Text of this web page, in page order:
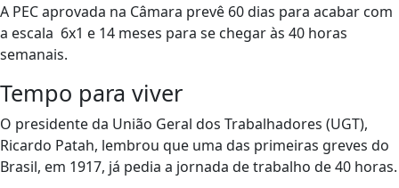
A PEC aprovada na Câmara prevê 60 dias para acabar com
a escala 6x1 e 14 meses para se chegar às 40 horas
semanais.
Tempo para viver
O presidente da União Geral dos Trabalhadores (UGT),
Ricardo Patah, lembrou que uma das primeiras greves do
Brasil, em 1917, já pedia a jornada de trabalho de 40 horas.